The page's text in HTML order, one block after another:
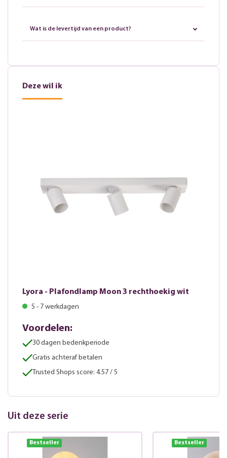
Wat is de levertijd van een product?
Deze wil ik
Lyora - Plafondlamp Moon 3 rechthoekig wit
5 - 7 werkdagen
Voordelen:
30 dagen bedenkperiode
Gratis achteraf betalen
Trusted Shops score: 4.57 / 5
Uit deze serie
Bestseller Bestseller